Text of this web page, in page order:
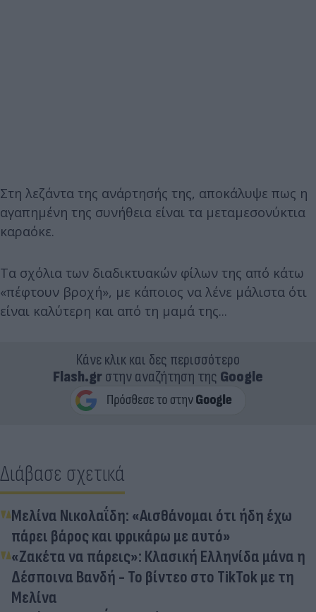
Στη λεζάντα της ανάρτησής της, αποκάλυψε πως η
αγαπημένη της συνήθεια είναι τα μεταμεσονύκτια
καραόκε.
Τα σχόλια των διαδικτυακών φίλων της από κάτω
«πέφτουν βροχή», με κάποιος να λένε μάλιστα ότι
είναι καλύτερη και από τη μαμά της...
Κάνε κλικ και δες περισσότερο
Flash.grστην αναζήτηση της Google
Διάβασε σχετικά
Μελίνα Νικολαΐδη: «Αισθάνομαι ότι ήδη έχω
πάρει βάρος και φρικάρω με αυτό»
«Ζακέτα να πάρεις»: Κλασική Ελληνίδα μάνα η
Δέσποινα Βανδή - Το βίντεο στο TikTok με τη
Μελίνα